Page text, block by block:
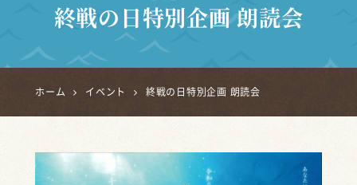
終戦の日特別企画 朗読会
ホーム イベント 終戦の日特別企画 朗読会